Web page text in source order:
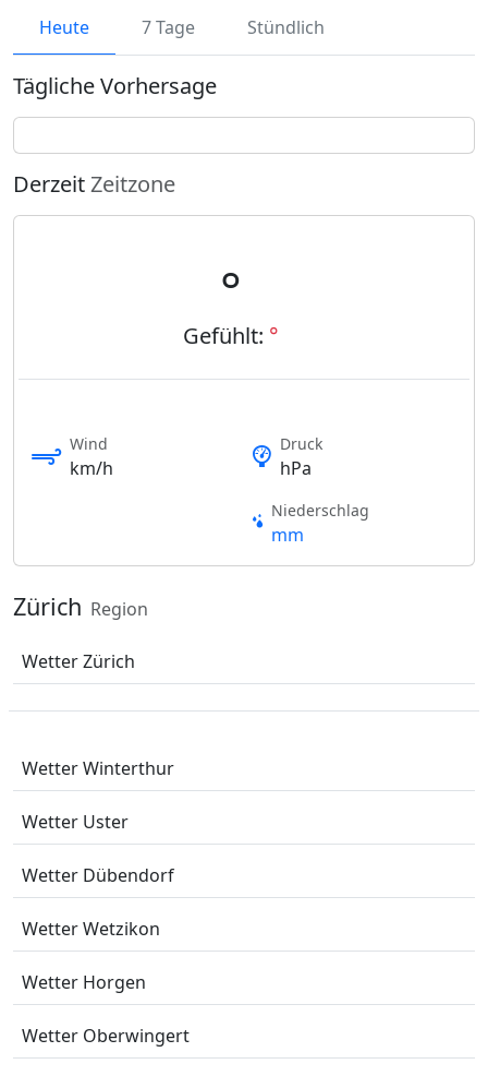
Heute 7 Tage Stündlich
Tägliche Vorhersage
DerzeitZeitzone
°
Gefühlt: °
Wind
km/h
Druck
hPa
Niederschlag
mm
Zürich Region
Wetter Zürich
Wetter Winterthur
Wetter Uster
Wetter Dübendorf
Wetter Wetzikon
Wetter Horgen
Wetter Oberwingert